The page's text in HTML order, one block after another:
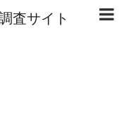
査サイト